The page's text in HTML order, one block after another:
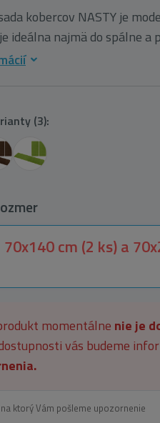
kobercov NASTY je
ideálna najmä do spálne a
(3):
70x140 cm (2 ks) a
momentálne nie je
vás budeme